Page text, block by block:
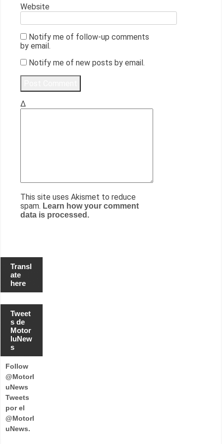
Website
Notify me of follow-up comments
by email.
Notify me of new posts by email.
Δ
This site uses Akismet to reduce
spam. Learn how your comment
data is processed.
Transl
ate
here
Tweet
s de
Motor
luNew
s
Follow
@Motorl
uNews
Tweets
por el
@Motorl
uNews.